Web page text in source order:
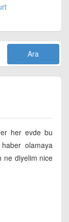
her evde bu
haber olamaya
ne diyelim nice